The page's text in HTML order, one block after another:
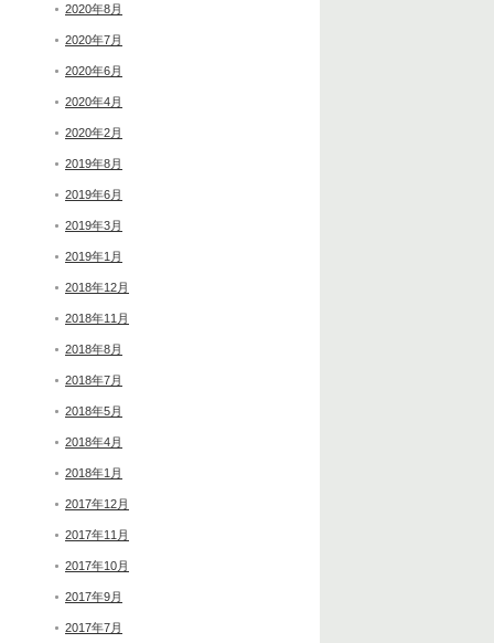
2020年8月
2020年7月
2020年6月
2020年4月
2020年2月
2019年8月
2019年6月
2019年3月
2019年1月
2018年12月
2018年11月
2018年8月
2018年7月
2018年5月
2018年4月
2018年1月
2017年12月
2017年11月
2017年10月
2017年9月
2017年7月